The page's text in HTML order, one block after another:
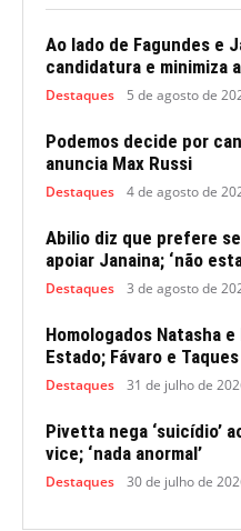
Ao lado de Fagundes e
candidatura e minimiza
Destaques 5 de agosto de
Podemos decide por
anuncia Max Russi
Destaques 4 de agosto de
Abilio diz que prefere
apoiar Janaina; ‘não
Destaques 3 de agosto de
Homologados Natasha
Estado; Fávaro e
Destaques 31 de julho de
Pivetta nega ‘suicídio’
vice; ‘nada anormal’
Destaques 30 de julho de